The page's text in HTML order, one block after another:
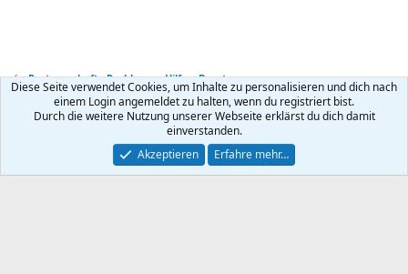
Partnerschafts-Probleme - Hilfe + Beratung
Kontakt Nutzungsbedingungen Datenschutz Hilfe
R
Community platform by XenForo ® © 2010-2026 XenForo Ltd.
Diese Seite verwendet Cookies, um Inhalte zu personalisieren und dich nach
einem Login angemeldet zu halten, wenn du registriert bist.
Durch die weitere Nutzung unserer Webseite erklärst du dich damit
einverstanden.
Akzeptieren
Erfahre mehr…